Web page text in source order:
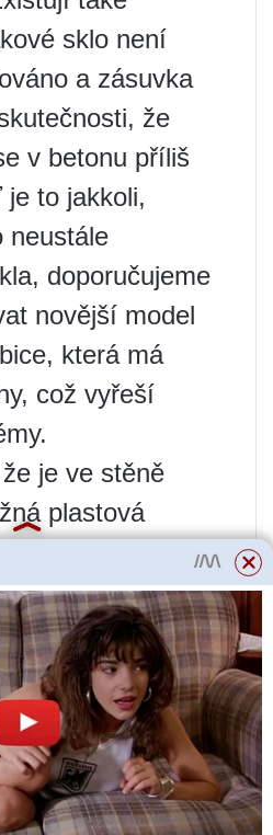
sklo není
a zásuvka
že
v betonu příliš
to jakkoli,
neustále
doporučujeme
novější model
která má
což vyřeší
je ve stěně
plastová
konstrukce je
doporučujeme
Existuje
montážní
větší než
jazýčků, kvůli
jednoduše
na stěnách a